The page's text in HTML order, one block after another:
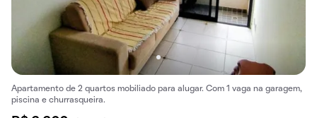
Apartamento de 2 quartos mobiliado para alugar. Com 1 vaga na garagem,
piscina e churrasqueira.